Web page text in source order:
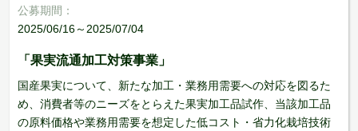
公募期間：
2025/06/16～2025/07/04
「果実流通加工対策事業」
国産果実について、新たな加工・業務用需要への対応を図るた
め、消費者等のニーズをとらえた果実加工品試作、当該加工品
の原料価格や業務用需要を想定した低コスト・省力化栽培技術